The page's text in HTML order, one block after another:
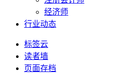
经济师
行业动态
标签云
读者墙
页面存档